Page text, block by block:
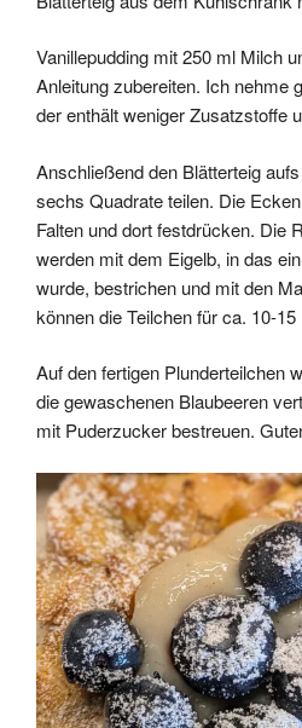
Vanillepudding mit 250 ml Milch
Anleitung zubereiten. Ich nehme
der enthält weniger Zusatzstoffe
Anschließend den Blätterteig
sechs Quadrate teilen. Die
Falten und dort festdrücken. Die
werden mit dem Eigelb, in das
wurde, bestrichen und mit den
können die Teilchen für ca. 10-
Auf den fertigen Plunderteilchen
die gewaschenen Blaubeeren
mit Puderzucker bestreuen.